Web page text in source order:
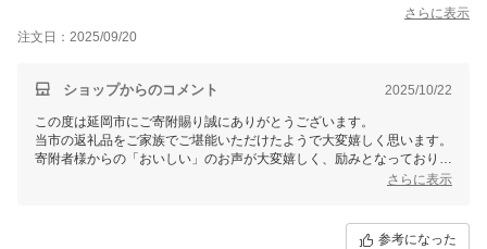
さらに表示
注文日：2025/09/20
ショップからのコメント 2025/10/22
この度は延岡市にご寄附賜り誠にありがとうございます。
当市の返礼品をご家族でご堪能いただけたようで大変嬉しく思います。
寄附者様からの「おいしい」のお声が大変嬉しく、励みとなっておりま
さらに表示
参考になった